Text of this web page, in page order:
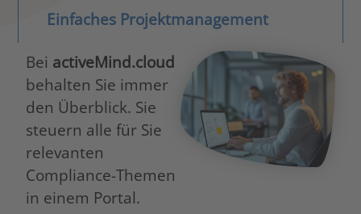
Einfaches Projektmanagement
Bei activeMind.cloud
behalten Sie immer
den Überblick. Sie
steuern alle für Sie
relevanten
Compliance-Themen
in einem Portal.